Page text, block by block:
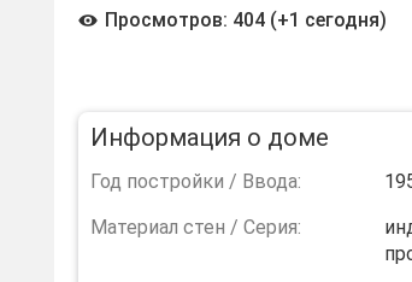
Просмотров: 404 (+1 сегодня)
Информация о доме
Год постройки / Ввода:
Материал стен / Серия: